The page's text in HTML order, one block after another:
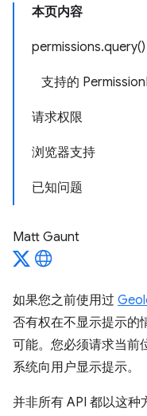
本页内容
permissions.query()
支持的
请求权限
浏览器支持
已知问题
Matt Gaunt
如果您之前使用过
否有权在不显示提示的
可能。您必须请求当前
系统向用户显示提示。
并非所有 API 都以这